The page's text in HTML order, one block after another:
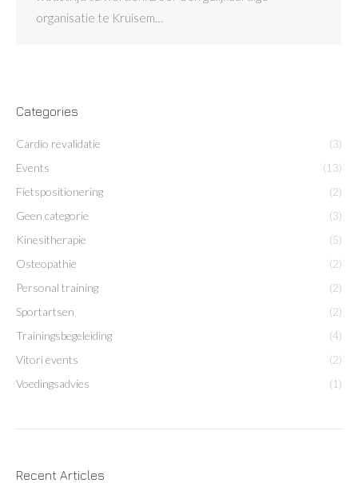
organisatie te Kruisem…
Categories
Cardio revalidatie
(3)
Events
(13)
Fietspositionering
(2)
Geen categorie
(3)
Kinesitherapie
(5)
Osteopathie
(2)
Personal training
(2)
Sportartsen
(2)
Trainingsbegeleiding
(4)
Vitori events
(2)
Voedingsadvies
(1)
Recent Articles